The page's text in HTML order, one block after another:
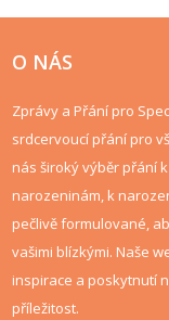
O NÁS
Zprávy a Přání pro
srdcervoucí přání pro
nás široký výběr přání
narozeninám, k
pečlivě formulované,
vašimi blízkými. Naše
inspirace a poskytnutí
příležitost.